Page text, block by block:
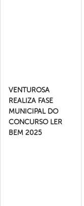
VENTUROSA
REALIZA FASE
MUNICIPAL DO
CONCURSO LER
BEM 2025